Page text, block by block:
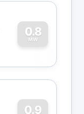
0.8
MW
0
0.9